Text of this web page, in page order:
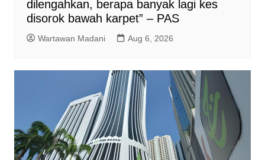
dilengahkan, berapa banyak lagi kes
disorok bawah karpet” – PAS
Wartawan Madani Aug 6, 2026